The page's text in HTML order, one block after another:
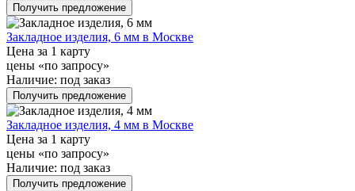
Получить предложение
Закладное изделия, 6 мм в Москве
Цена за 1 карту
цены «по запросу»
Наличие: под заказ
Получить предложение
Закладное изделия, 4 мм в Москве
Цена за 1 карту
цены «по запросу»
Наличие: под заказ
Получить предложение